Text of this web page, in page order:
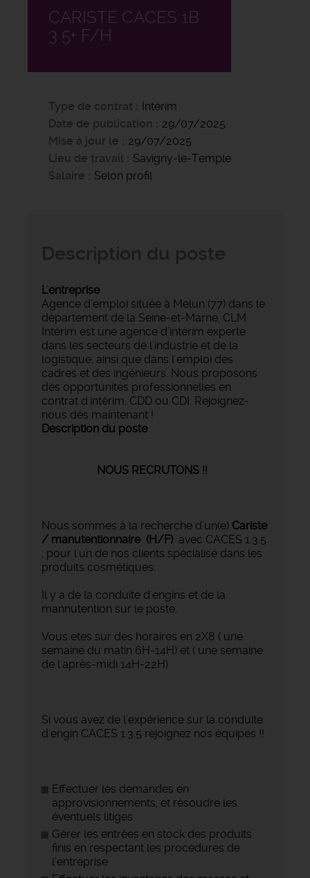
CARISTE CACES 1B
3 5+ F/H
Type de contrat
Intérim
Date de publication
29/07/2025
Mise à jour le
29/07/2025
Lieu de travail
Savigny-le-Temple
Salaire
Selon profil
L'entreprise
Agence d’emploi située à Melun (77) dans le
département de la Seine-et-Marne, CLM
Intérim est une agence d’intérim experte
dans les secteurs de l'industrie et de la
logistique, ainsi que dans l'emploi des
cadres et des ingénieurs. Nous proposons
des opportunités professionnelles en
contrat d'intérim, CDD ou CDI. Rejoignez-
nous dès maintenant !
Description du poste
NOUS RECRUTONS !!
Nous sommes à la recherche d'un(e) Cariste
/ manutentionnaire (H/F) avec CACES 1.3.5
, pour l'un de nos clients spécialisé dans les
produits cosmétiques.
Il y a de la conduite d'engins et de la
mannutention sur le poste.
Vous etes sur des horaires en 2X8 ( une
semaine du matin 6H-14H) et ( une semaine
de l'après-midi 14H-22H)
Si vous avez de l'expérience sur la conduite
d'engin CACES 1.3.5 rejoignez nos équipes !!
Effectuer les demandes en
approvisionnements, et résoudre les
éventuels litiges
Gérer les entrées en stock des produits
finis en respectant les procédures de
l’entreprise